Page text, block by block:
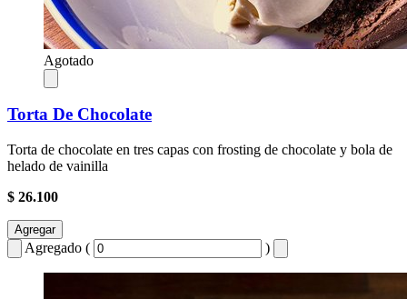
Agotado
Torta De Chocolate
Torta de chocolate en tres capas con frosting de chocolate y bola de
helado de vainilla
$ 26.100
Agregar
Agregado ( )